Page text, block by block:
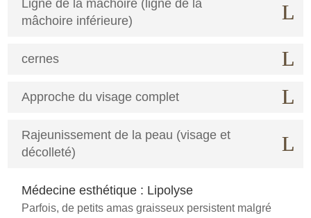
Ligne de la mâchoire (ligne de la
mâchoire inférieure)
cernes
Approche du visage complet
Rajeunissement de la peau (visage et
décolleté)
Médecine esthétique : Lipolyse
Parfois, de petits amas graisseux persistent malgré